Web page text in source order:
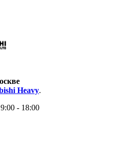
Heavy.
- 18:00